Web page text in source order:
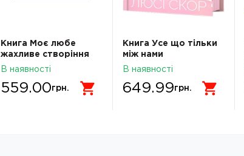
Книга Моє любе
жахливе створіння
В наявності
559.00грн.
Книга Усе що тільки
між нами
В наявності
649.99грн.